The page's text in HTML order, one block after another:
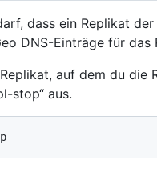
dass ein Replikat
DNS-Einträge für das
auf dem du
stop“ aus.